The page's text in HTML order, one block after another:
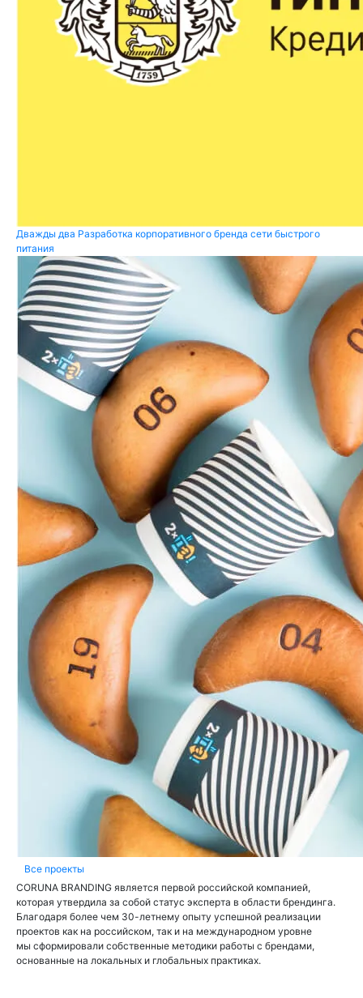
Дважды два Разработка корпоративного бренда сети быстрого
питания
Все проекты
CORUNA BRANDING является первой российской компанией,
которая утвердила за собой статус эксперта в области брендинга.
Благодаря более чем 30-летнему опыту успешной реализации
проектов как на российском, так и на международном уровне
мы сформировали собственные методики работы с брендами,
основанные на локальных и глобальных практиках.